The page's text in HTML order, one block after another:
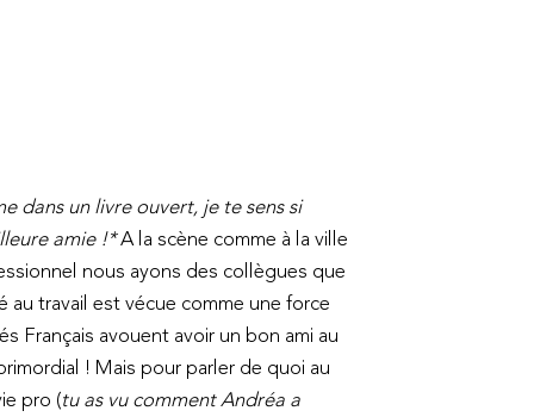
dans un livre ouvert, je te sens si
amie !*A la scène comme à la ville
nous ayons des collègues que
au travail est vécue comme une force
Français avouent avoir un bon ami au
! Mais pour parler de quoi au
pro (tu as vu comment Andréa a